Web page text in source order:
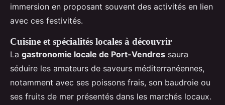
immersion en proposant souvent des activités en lien
avec ces festivités.
Cuisine et spécialités locales à découvrir
La gastronomie locale de Port-Vendres saura
séduire les amateurs de saveurs méditerranéennes,
notamment avec ses poissons frais, son baudroie ou
ses fruits de mer présentés dans les marchés locaux.